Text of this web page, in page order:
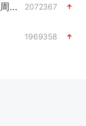
外交部发言人就广岛核爆81周年等答记者问 2072367
1969358